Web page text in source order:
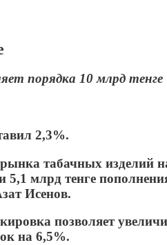
порядка 10 млрд тенге
2,3%.
табачных изделий
млрд тенге
Исенов.
позволяет
на 6,5%.